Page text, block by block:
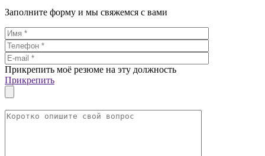
Заполните форму и мы свяжемся с вами
Прикрепить моё резюме на эту должность
Прикрепить